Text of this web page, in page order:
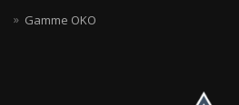
Gamme OKO